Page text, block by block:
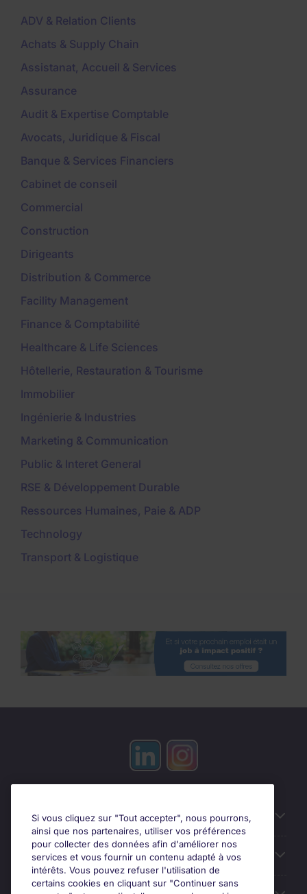
ADV & Relation Clients
Achats & Supply Chain
Assistanat, Accueil & Services
Assurance
Audit & Expertise Comptable
Avocats, Juridique & Fiscal
Banque & Services Financiers
Cabinet de conseil
Commercial
Construction
Dirigeants
Distribution & Commerce
Facility Management
Finance & Comptabilité
Healthcare & Life Sciences
Hôtellerie, Restauration & Tourisme
Immobilier
Ingénierie & Industries
Marketing & Communication
Public & Interet General
RSE & Développement Durable
Ressources Humaines, Paie & ADP
Technology
Transport & Logistique
Candidats
Entreprises
Si vous cliquez sur "Tout accepter", nous pourrons,
ainsi que nos partenaires, utiliser vos préférences
pour collecter des données afin d'améliorer nos
services et vous fournir un contenu adapté à vos
intérêts. Vous pouvez refuser l'utilisation de
certains cookies en cliquant sur "Continuer sans